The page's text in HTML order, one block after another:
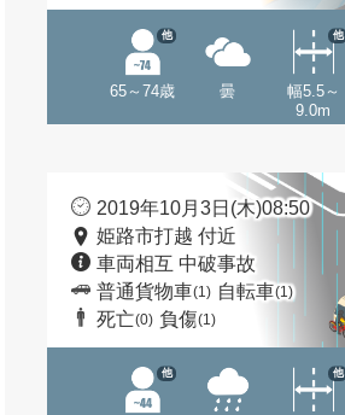
65～74歳
他
曇
幅5.5～
9.0m
他
2019年10月3日(木)08:50
姫路市打越 付近
車両相互 中破事故
普通貨物車(1) 自転車(1)
死亡(0) 負傷(1)
他 他